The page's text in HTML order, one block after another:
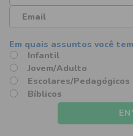
Infantil
Jovem/Adulto
Escolares/Pedagógicos
Bíblicos